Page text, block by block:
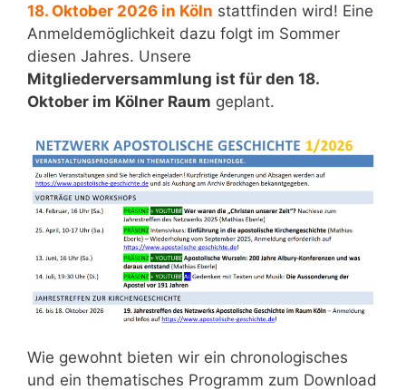
18. Oktober 2026 in Köln stattfinden wird! Eine
Anmeldemöglichkeit dazu folgt im Sommer
diesen Jahres. Unsere
Mitgliederversammlung ist für den 18.
Oktober im Kölner Raum geplant.
Wie gewohnt bieten wir ein chronologisches
und ein thematisches Programm zum Download